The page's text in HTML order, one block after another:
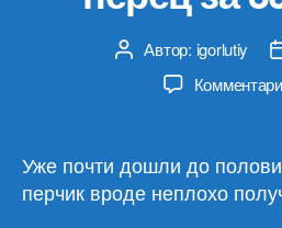
Автор
записи
Автор: igorlutiy
Уже почти дошли до
перчик вроде неплохо